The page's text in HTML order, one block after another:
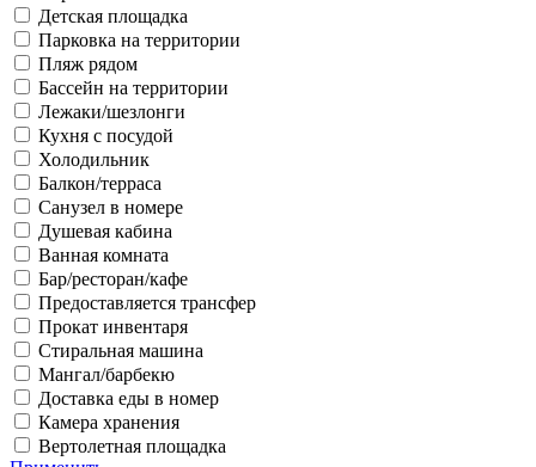
Детская площадка
Парковка на территории
Пляж рядом
Бассейн на территории
Лежаки/шезлонги
Кухня с посудой
Холодильник
Балкон/терраса
Санузел в номере
Душевая кабина
Ванная комната
Бар/ресторан/кафе
Предоставляется трансфер
Прокат инвентаря
Стиральная машина
Мангал/барбекю
Доставка еды в номер
Камера хранения
Вертолетная площадка